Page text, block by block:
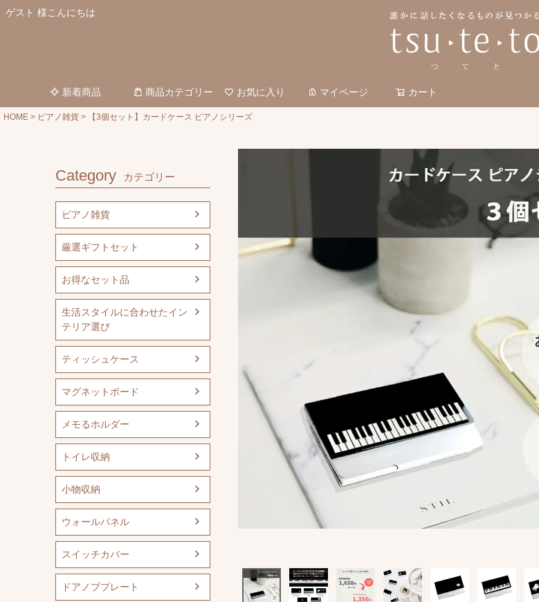
ゲスト 様こんにちは
新着商品 商品カテゴリー お気に入り マイページ カート
HOME ピアノ雑貨 【3個セット】カードケース ピアノシリーズ
Category カテゴリー
ピアノ雑貨
厳選ギフトセット
お得なセット品
生活スタイルに合わせたイン
テリア選び
ティッシュケース
マグネットボード
メモるホルダー
トイレ収納
小物収納
ウォールパネル
スイッチカバー
ドアノブプレート